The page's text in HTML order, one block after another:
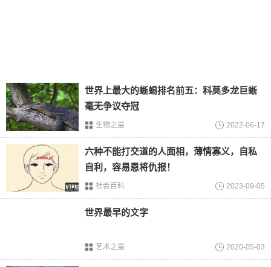
2.长期发展
当前这个世界上最为强大的国家毫无疑问就是美国，而美国
之所以会强大，其实大多数时候都源自于美国强大的军事力
量，虽然在我国也有着不少的航母，而且航母的水平也是接
近于世界前列，但美国这艘福特级航母的大小也是我国在未
来几年需要赶超的对象，同样也是意味着不管世界上的哪个
国家在面对美国的时候也不能够掉以轻心，不然一定会被美
世界上最大的蜥蜴排名前五：科莫多龙巨蜥
毫无争议夺冠
生物之最 2022-06-17
六种不能打交道的人面相，薄情寡义，自私
自利，容易恩将仇报！
社会百科 2023-09-05
世界最早的文字
艺术之最 2020-05-03